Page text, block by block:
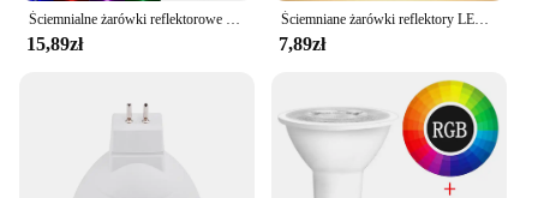
Ściemnialne żarówki reflektorowe LED COB GU10 MR16 GU5.3 10W 36 stopni Kąt wiązki 110V 220V 240V 12V 24V Czarna szara lampa energooszczędna
15,89zł
Ściemniane żarówki reflektory LED GU10 24 stopni kąt świecenia COB 7W 110V 220V zimne ciepłe białe lampy halogenowe zastępujące wystrój domu
7,89zł